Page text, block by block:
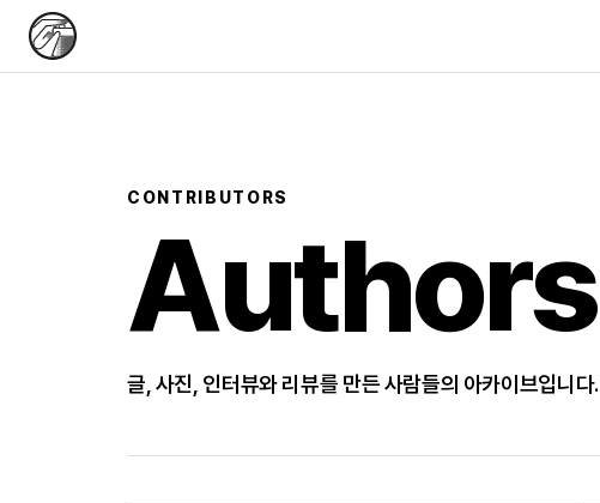
CONTRIBUTORS
Authors
글, 사진, 인터뷰와 리뷰를 만든 사람들의 아카이브입니다.